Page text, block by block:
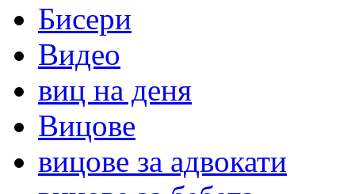
Бисери
Видео
виц на деня
Вицове
вицове за адвокати